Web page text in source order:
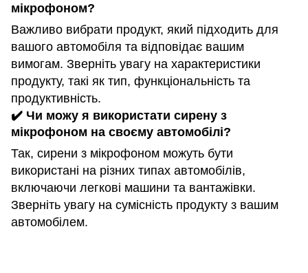
мікрофоном?
Важливо вибрати продукт, який підходить для
вашого автомобіля та відповідає вашим
вимогам. Зверніть увагу на характеристики
продукту, такі як тип, функціональність та
продуктивність.
✔️ Чи можу я використати сирену з
мікрофоном на своєму автомобілі?
Так, сирени з мікрофоном можуть бути
використані на різних типах автомобілів,
включаючи легкові машини та вантажівки.
Зверніть увагу на сумісність продукту з вашим
автомобілем.